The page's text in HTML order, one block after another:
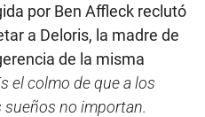
por Ben Affleck reclutó
a Deloris, la madre de
de la misma
el colmo de que a los
sueños no importan.